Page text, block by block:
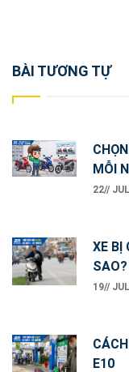
Post
navigation
BÀI TƯƠNG TỰ
MỖI
22//
XE BỊ
SAO?
19//
E10